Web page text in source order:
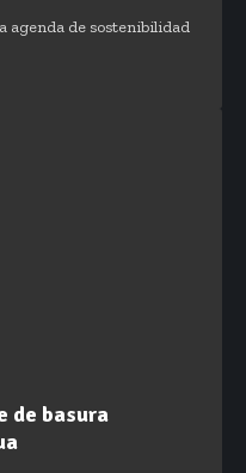
agenda de sostenibilidad
de basura